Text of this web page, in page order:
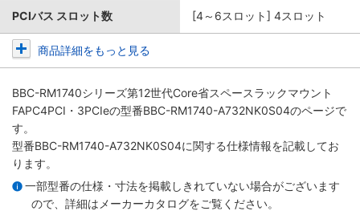
PCIバス スロット数 [4～6スロット] 4スロット
商品詳細をもっと見る
BBC-RM1740シリーズ第12世代Core省スペースラックマウント
FAPC4PCI・3PCIeの型番BBC-RM1740-A732NK0S04のページで
す。
型番BBC-RM1740-A732NK0S04に関する仕様情報を記載してお
ります。
一部型番の仕様・寸法を掲載しきれていない場合がございます
ので、詳細は メーカーカタログをご覧ください。